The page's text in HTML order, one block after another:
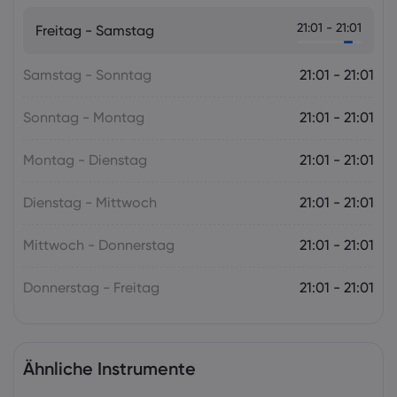
Geldpolitik richtet sich auf die RBA und
Forex Indizes
Freitag - Samstag 21:01 - 21:01
Samstag - Sonntag 21:01 - 21:01
Sonntag - Montag 21:01 - 21:01
Montag - Dienstag 21:01 - 21:01
Dienstag - Mittwoch 21:01 - 21:01
Mittwoch - Donnerstag 21:01 - 21:01
Donnerstag - Freitag 21:01 - 21:01
Ähnliche Instrumente